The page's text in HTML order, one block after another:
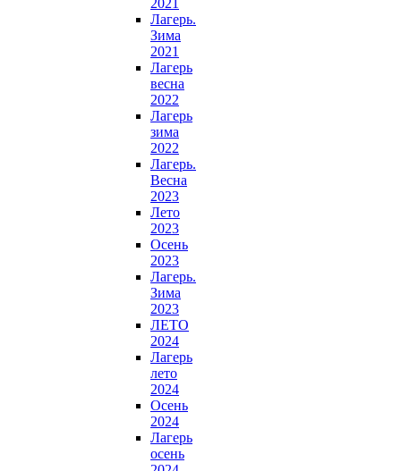
2021
Лагерь.
Зима
2021
Лагерь
весна
2022
Лагерь
зима
2022
Лагерь.
Весна
2023
Лето
2023
Осень
2023
Лагерь.
Зима
2023
ЛЕТО
2024
Лагерь
лето
2024
Осень
2024
Лагерь
осень